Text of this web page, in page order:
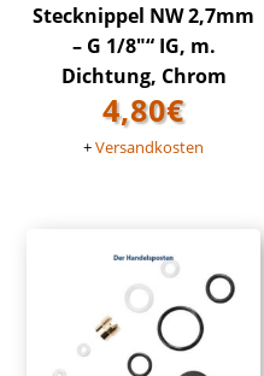
Stecknippel NW 2,7mm
– G 1/8″“ IG, m.
Dichtung, Chrom
4,80€
+Versandkosten